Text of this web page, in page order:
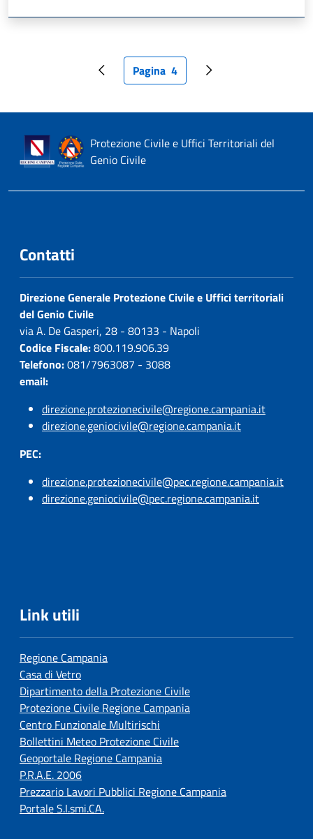
Pagina precedente
Pagina attuale
Pagina 4 Pagina successiva
Protezione Civile e Uffici Territoriali del
Genio Civile
Contatti
Direzione Generale Protezione Civile e Uffici territoriali
del Genio Civile
via A. De Gasperi, 28 - 80133 - Napoli
Codice Fiscale:800.119.906.39
Telefono:081/7963087 - 3088
email:
direzione.protezionecivile@regione.campania.it
direzione.geniocivile@regione.campania.it
PEC:
direzione.protezionecivile@pec.regione.campania.it
direzione.geniocivile@pec.regione.campania.it
Link utili
Regione Campania
Casa di Vetro
Dipartimento della Protezione Civile
Protezione Civile Regione Campania
Centro Funzionale Multirischi
Bollettini Meteo Protezione Civile
Geoportale Regione Campania
P.R.A.E. 2006
Prezzario Lavori Pubblici Regione Campania
Portale S.I.smi.CA.